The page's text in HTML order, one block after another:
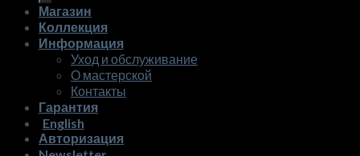
Магазин
Коллекция
Информация
Уход и обслуживание
О мастерской
Контакты
Гарантия
English
Авторизация